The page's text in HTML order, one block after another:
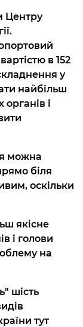
Центру
в 152
у
найбільш
і
можна
біля
оскільки
якісне
і голови
на
шість
тут